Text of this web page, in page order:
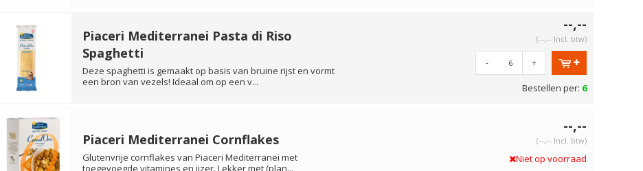
Piaceri Mediterranei Pasta di Riso
Spaghetti
Deze spaghetti is gemaakt op basis van bruine rijst en vormt
een bron van vezels! Ideaal om op een v...
--,--
(--,-- Incl. btw)
- +
Bestellen per: 6
Piaceri Mediterranei Cornflakes
Glutenvrije cornflakes van Piaceri Mediterranei met
toegevoegde vitamines en ijzer. Lekker met (plan...
--,--
(--,-- Incl. btw)
Niet op voorraad